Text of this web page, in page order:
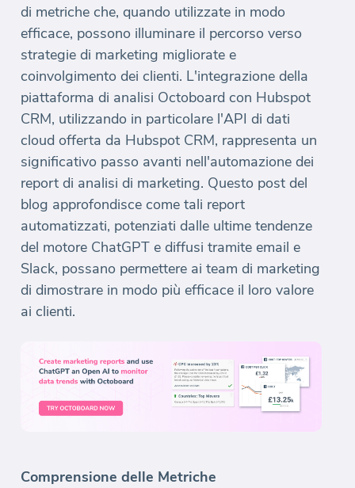
di metriche che, quando utilizzate in modo
efficace, possono illuminare il percorso verso
strategie di marketing migliorate e
coinvolgimento dei clienti. L'integrazione della
piattaforma di analisi Octoboard con Hubspot
CRM, utilizzando in particolare l'API di dati
cloud offerta da Hubspot CRM, rappresenta un
significativo passo avanti nell'automazione dei
report di analisi di marketing. Questo post del
blog approfondisce come tali report
automatizzati, potenziati dalle ultime tendenze
del motore ChatGPT e diffusi tramite email e
Slack, possano permettere ai team di marketing
di dimostrare in modo più efficace il loro valore
ai clienti.
Comprensione delle Metriche